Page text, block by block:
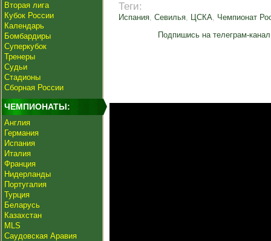
Вторая лига
Кубок России
Календарь
Бомбардиры
Суперкубок
Тренеры
Судьи
Стадионы
Сборная России
ЧЕМПИОНАТЫ:
Англия
Германия
Испания
Италия
Франция
Нидерланды
Португалия
Турция
Беларусь
Казахстан
MLS
Саудовская Аравия
Теги:
Испания, Севилья, ЦСКА, Чемпионат
Подпишись на телеграм-